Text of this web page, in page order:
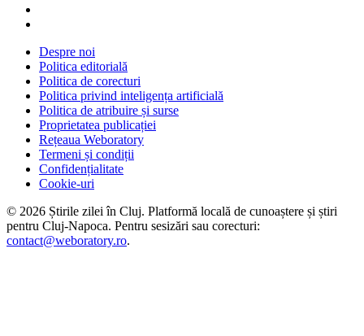
Despre noi
Politica editorială
Politica de corecturi
Politica privind inteligența artificială
Politica de atribuire și surse
Proprietatea publicației
Rețeaua Weboratory
Termeni și condiții
Confidențialitate
Cookie-uri
© 2026 Știrile zilei în Cluj. Platformă locală de cunoaștere și știri
pentru Cluj-Napoca. Pentru sesizări sau corecturi:
contact@weboratory.ro.